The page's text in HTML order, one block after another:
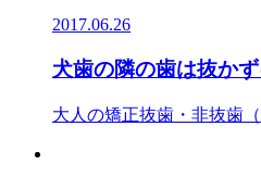
2017.06.26
犬歯の隣の歯は抜か
大人の矯正抜歯・非抜歯（